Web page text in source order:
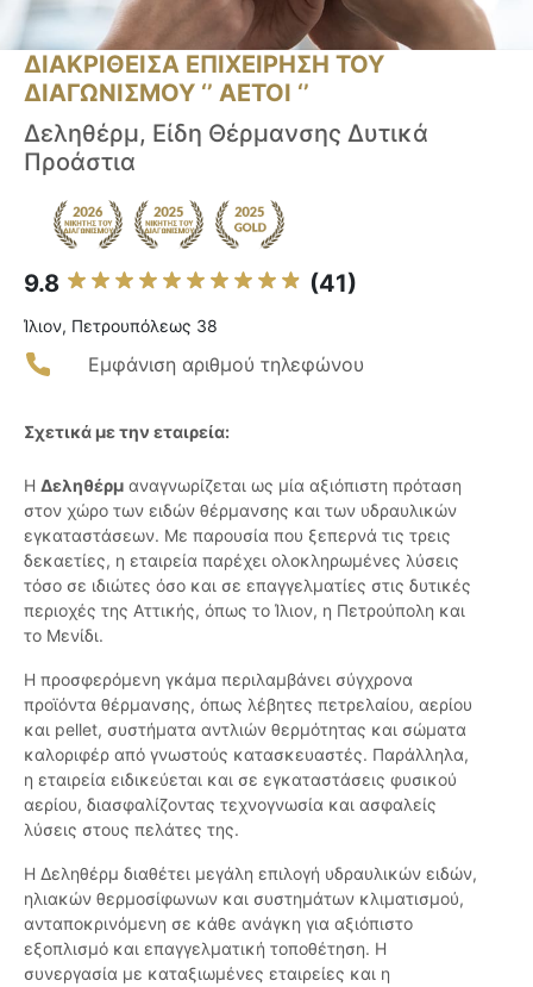
ΔΙΑΚΡΙΘΕΙΣΑ ΕΠΙΧΕΙΡΗΣΗ ΤΟΥ
ΔΙΑΓΩΝΙΣΜΟΥ ‘’ ΑΕΤΟΙ ‘’
Δεληθέρμ, Είδη Θέρμανσης Δυτικά
Προάστια
9.8 (41)
Ίλιον, Πετρουπόλεως 38
Εμφάνιση αριθμού τηλεφώνου
Σχετικά με την εταιρεία:
Η Δεληθέρμ αναγνωρίζεται ως μία αξιόπιστη πρόταση
στον χώρο των ειδών θέρμανσης και των υδραυλικών
εγκαταστάσεων. Με παρουσία που ξεπερνά τις τρεις
δεκαετίες, η εταιρεία παρέχει ολοκληρωμένες λύσεις
τόσο σε ιδιώτες όσο και σε επαγγελματίες στις δυτικές
περιοχές της Αττικής, όπως το Ίλιον, η Πετρούπολη και
το Μενίδι.
Η προσφερόμενη γκάμα περιλαμβάνει σύγχρονα
προϊόντα θέρμανσης, όπως λέβητες πετρελαίου, αερίου
και pellet, συστήματα αντλιών θερμότητας και σώματα
καλοριφέρ από γνωστούς κατασκευαστές. Παράλληλα,
η εταιρεία ειδικεύεται και σε εγκαταστάσεις φυσικού
αερίου, διασφαλίζοντας τεχνογνωσία και ασφαλείς
λύσεις στους πελάτες της.
Η Δεληθέρμ διαθέτει μεγάλη επιλογή υδραυλικών ειδών,
ηλιακών θερμοσίφωνων και συστημάτων κλιματισμού,
ανταποκρινόμενη σε κάθε ανάγκη για αξιόπιστο
εξοπλισμό και επαγγελματική τοποθέτηση. Η
συνεργασία με καταξιωμένες εταιρείες και η